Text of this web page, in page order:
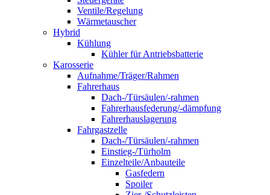
Ventile/Regelung
Wärmetauscher
Hybrid
Kühlung
Kühler für Antriebsbatterie
Karosserie
Aufnahme/Träger/Rahmen
Fahrerhaus
Dach-/Türsäulen/-rahmen
Fahrerhausfederung/-dämpfung
Fahrerhauslagerung
Fahrgastzelle
Dach-/Türsäulen/-rahmen
Einstieg-/Türholm
Einzelteile/Anbauteile
Gasfedern
Spoiler